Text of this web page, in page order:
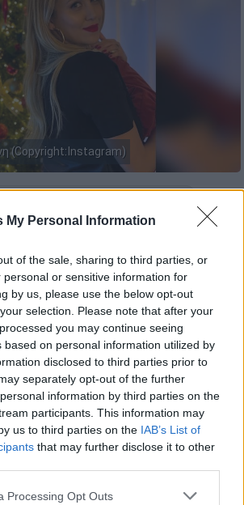
My Personal Information
of the sale, sharing to third parties, or
personal or sensitive information for
by us, please use the below opt-out
selection. Please note that after your
you may continue seeing
based on personal information utilized by
disclosed to third parties prior to
separately opt-out of the further
information by third parties on the
participants. This information may
us to third parties on the IAB’s List of
that may further disclose it to other
website/app uses one or more Google
Processing Opt Outs
(Copyright:Instagram)
περνάει ηΦωτεινή
οποία πριν έναν μήνα έγινε
μανούλα.
10:31
εξήγησε το λόγο για
άφηνε το Σάκη Ρουβά
στην αρχή της καριέρας